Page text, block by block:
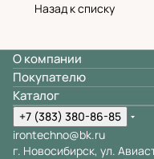
Назад к списку
О компании
Покупателю
Каталог
+7 (383) 380-86-85
irontechno@bk.ru
г. Новосибирск, ул.